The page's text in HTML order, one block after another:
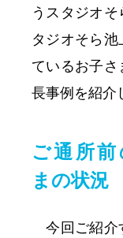
うスタジオそ
タジオそら
ているお子
長事例を紹介
ご通所前
まの状況
今回ご紹介